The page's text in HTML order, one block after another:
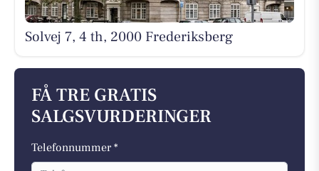
Solvej 7, 4 th, 2000 Frederiksberg
FÅ TRE GRATIS
SALGSVURDERINGER
Telefonnummer *